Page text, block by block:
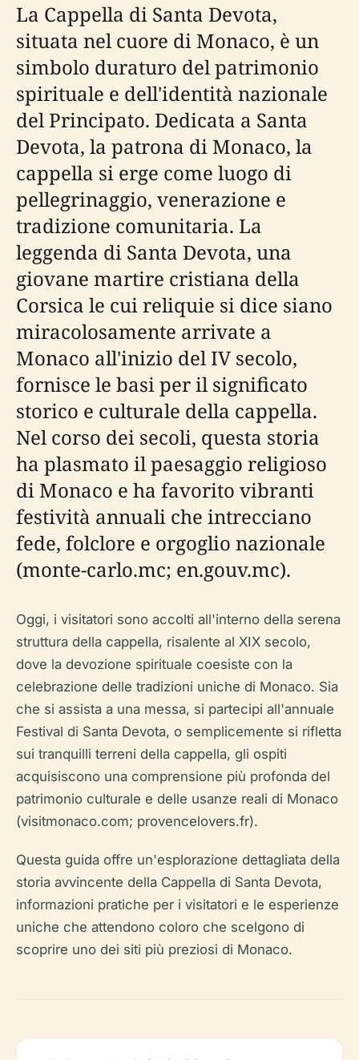
La Cappella di Santa Devota,
situata nel cuore di Monaco, è un
simbolo duraturo del patrimonio
spirituale e dell'identità nazionale
del Principato. Dedicata a Santa
Devota, la patrona di Monaco, la
cappella si erge come luogo di
pellegrinaggio, venerazione e
tradizione comunitaria. La
leggenda di Santa Devota, una
giovane martire cristiana della
Corsica le cui reliquie si dice siano
miracolosamente arrivate a
Monaco all'inizio del IV secolo,
fornisce le basi per il significato
storico e culturale della cappella.
Nel corso dei secoli, questa storia
ha plasmato il paesaggio religioso
di Monaco e ha favorito vibranti
festività annuali che intrecciano
fede, folclore e orgoglio nazionale
(monte-carlo.mc; en.gouv.mc).
Oggi, i visitatori sono accolti all'interno della serena
struttura della cappella, risalente al XIX secolo,
dove la devozione spirituale coesiste con la
celebrazione delle tradizioni uniche di Monaco. Sia
che si assista a una messa, si partecipi all'annuale
Festival di Santa Devota, o semplicemente si rifletta
sui tranquilli terreni della cappella, gli ospiti
acquisiscono una comprensione più profonda del
patrimonio culturale e delle usanze reali di Monaco
(visitmonaco.com; provencelovers.fr).
Questa guida offre un'esplorazione dettagliata della
storia avvincente della Cappella di Santa Devota,
informazioni pratiche per i visitatori e le esperienze
uniche che attendono coloro che scelgono di
scoprire uno dei siti più preziosi di Monaco.